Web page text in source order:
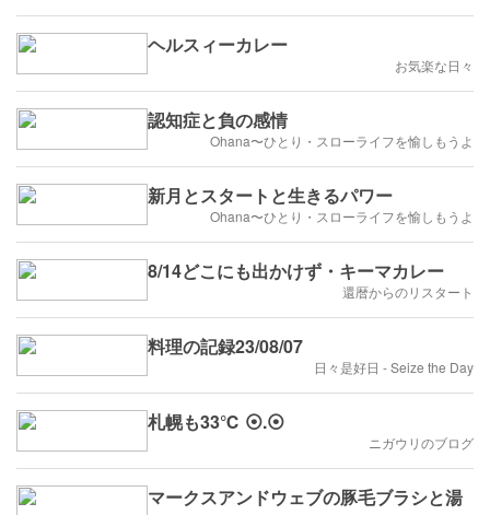
ヘルスィーカレー
お気楽な日々
認知症と負の感情
Ohana〜ひとり・スローライフを愉しもうよ
新月とスタートと生きるパワー
Ohana〜ひとり・スローライフを愉しもうよ
8/14どこにも出かけず・キーマカレー
還暦からのリスタート
料理の記録23/08/07
日々是好日 - Seize the Day
札幌も33℃ ⦿.⦿
ニガウリのブログ
マークスアンドウェブの豚毛ブラシと湯